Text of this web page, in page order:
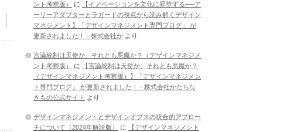
ント考察版）
に
【イノベーションを文化に昇華する──ア
ーリーアダプターとラガードの視点から読み解くデザイン
マネジメント】「デザインマネジメント専門ブログ」 が
更新されました！ - 株式会社か より
言論統制は天使か、それとも悪魔か？（デザインマネジメ
ント考察版）
に
【言論統制は天使か、それとも悪魔か？
（デザインマネジメント考察版）】「デザインマネジメン
ト専門ブログ」 が更新されました！ - 株式会社かたちな
きもの公式サイト
より
デザインマネジメントとデザインオプスの統合的アプロー
チについて（2024年解説版）
に
【デザインマネジメント